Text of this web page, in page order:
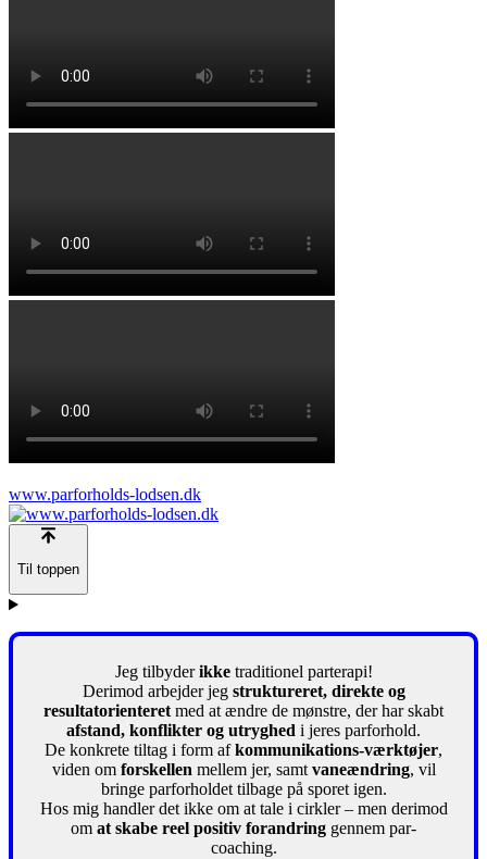
www.parforholds-lodsen.dk
Til toppen
Jeg tilbyderikke traditionel parterapi!
Derimod arbejder jeg struktureret, direkte og
resultatorienteret med at ændre de mønstre, der har skabt
afstand, konflikter og utryghed i jeres parforhold.
De konkrete tiltag i form afkommunikations-værktøjer,
viden om forskellen mellem jer, samt vaneændring, vil
bringe parforholdet tilbage på sporet igen.
Hos mig handler det ikke om at tale i cirkler – men derimod
om at skabe reel positiv forandring gennem par-
coaching.